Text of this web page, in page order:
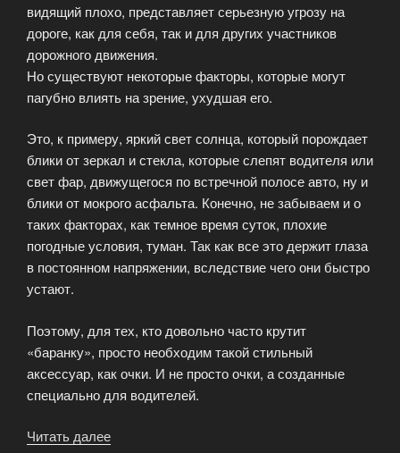
видящий плохо, представляет серьезную угрозу на
дороге, как для себя, так и для других участников
дорожного движения.
Но существуют некоторые факторы, которые могут
пагубно влиять на зрение, ухудшая его.
Это, к примеру, яркий свет солнца, который порождает
блики от зеркал и стекла, которые слепят водителя или
свет фар, движущегося по встречной полосе авто, ну и
блики от мокрого асфальта. Конечно, не забываем и о
таких факторах, как темное время суток, плохие
погодные условия, туман. Так как все это держит глаза
в постоянном напряжении, вследствие чего они быстро
устают.
Поэтому, для тех, кто довольно часто крутит
«баранку», просто необходим такой стильный
аксессуар, как очки. И не просто очки, а созданные
специально для водителей.
Читать далее